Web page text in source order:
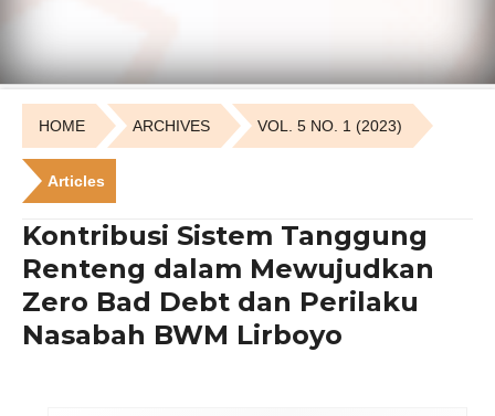
HOME ARCHIVES VOL. 5 NO. 1 (2023)
Articles
Kontribusi Sistem Tanggung
Renteng dalam Mewujudkan
Zero Bad Debt dan Perilaku
Nasabah BWM Lirboyo